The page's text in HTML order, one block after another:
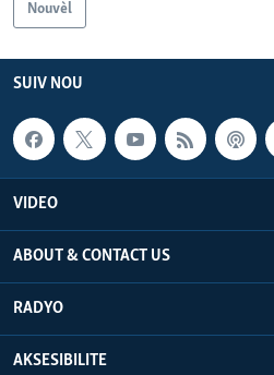
Nouvèl
SUIV NOU
VIDEO
ABOUT & CONTACT US
RADYO
AKSESIBILITE